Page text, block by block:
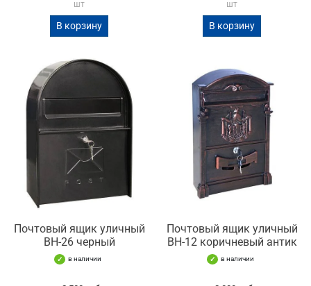
шт
В корзину
шт
В корзину
Почтовый ящик уличный
ВН-26 черный
в наличии
Почтовый ящик уличный
ВН-12 коричневый антик
в наличии